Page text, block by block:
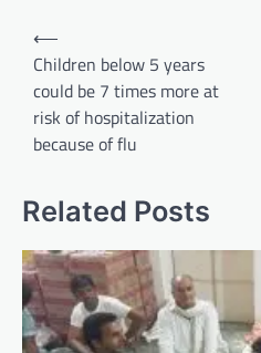
Post
navigation
⟵
Children below 5 years
could be 7 times more at
risk of hospitalization
because of flu
Related Posts